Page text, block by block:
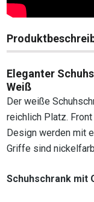
Eleganter
Weiß
Der weiße
reichlich Platz.
Design werden mit
Griffe sind
Schuhschrank mit